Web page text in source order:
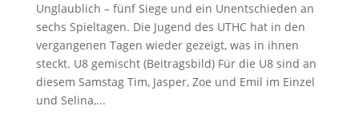
Unglaublich – fünf Siege und ein Unentschieden an
sechs Spieltagen. Die Jugend des UTHC hat in den
vergangenen Tagen wieder gezeigt, was in ihnen
steckt. U8 gemischt (Beitragsbild) Für die U8 sind an
diesem Samstag Tim, Jasper, Zoe und Emil im Einzel
und Selina,...